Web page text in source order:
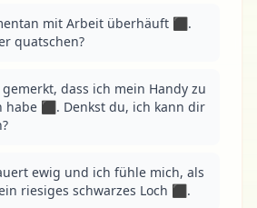
mit Arbeit überhäuft ⬛️.
quatschen?
dass ich mein Handy zu
habe ⬛. Denkst du, ich kann dir
ewig und ich fühle mich, als
riesiges schwarzes Loch ⬛.